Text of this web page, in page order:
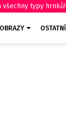
všechny typy hrnků!
OSTATNÍ